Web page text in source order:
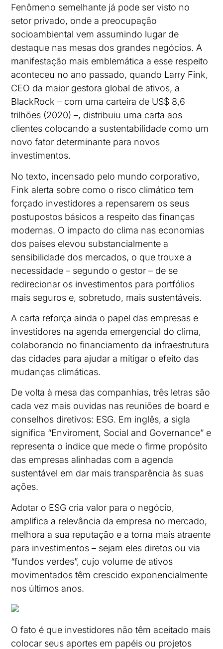
Fenômeno semelhante já pode ser visto no
setor privado, onde a preocupação
socioambiental vem assumindo lugar de
destaque nas mesas dos grandes negócios. A
manifestação mais emblemática a esse respeito
aconteceu no ano passado, quando Larry Fink,
CEO da maior gestora global de ativos, a
BlackRock – com uma carteira de US$ 8,6
trilhões (2020) –, distribuiu uma carta aos
clientes colocando a sustentabilidade como um
novo fator determinante para novos
investimentos.
No texto, incensado pelo mundo corporativo,
Fink alerta sobre como o risco climático tem
forçado investidores a repensarem os seus
postupostos básicos a respeito das finanças
modernas. O impacto do clima nas economias
dos países elevou substancialmente a
sensibilidade dos mercados, o que trouxe a
necessidade – segundo o gestor – de se
redirecionar os investimentos para portfólios
mais seguros e, sobretudo, mais sustentáveis.
A carta reforça ainda o papel das empresas e
investidores na agenda emergencial do clima,
colaborando no financiamento da infraestrutura
das cidades para ajudar a mitigar o efeito das
mudanças climáticas.
De volta à mesa das companhias, três letras são
cada vez mais ouvidas nas reuniões de board e
conselhos diretivos: ESG. Em inglês, a sigla
significa “Enviroment, Social and Governance” e
representa o índice que mede o firme propósito
das empresas alinhadas com a agenda
sustentável em dar mais transparência às suas
ações.
Adotar o ESG cria valor para o negócio,
amplifica a relevância da empresa no mercado,
melhora a sua reputação e a torna mais atraente
para investimentos – sejam eles diretos ou via
“fundos verdes”, cujo volume de ativos
movimentados têm crescido exponencialmente
nos últimos anos.
O fato é que investidores não têm aceitado mais
colocar seus aportes em papéis ou projetos